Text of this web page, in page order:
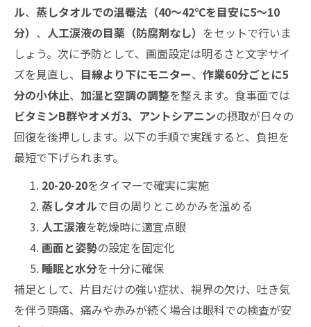
ル、 蒸しタオルでの温罨法（40～42℃を目安に5～10
分） 、 人工涙液の目薬（防腐剤なし） をセットで行いま
しょう。次に予防として、画面設定は明るさと文字サイ
ズを見直し、 目線より下にモニター、 作業60分ごとに5
分の小休止、 加湿と空調の調整を整えます。食事面では
ビタミンB群やオメガ3、アントシアニンの摂取が日々の
回復を後押しします。以下の手順で実践すると、負担を
最短で下げられます。
20-20-20をタイマーで確実に実施
蒸しタオルで目の周りとこめかみを温める
人工涙液を乾燥時に適宜点眼
画面と姿勢の設定を固定化
睡眠と水分を十分に確保
補足として、片目だけの強い症状、視界の欠け、吐き気
を伴う頭痛、痛みや赤みが続く場合は眼科での検査が安